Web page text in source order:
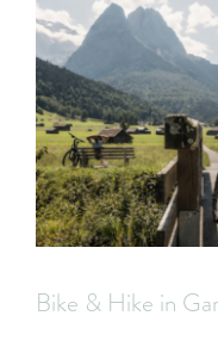
Bike & Hike in